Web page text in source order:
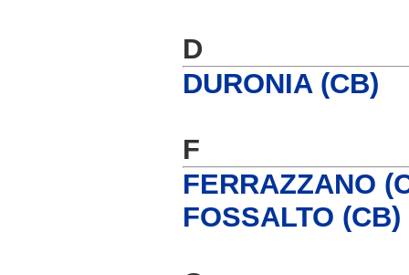
D
DURONIA (CB)
F
FERRAZZANO
FOSSALTO (CB)